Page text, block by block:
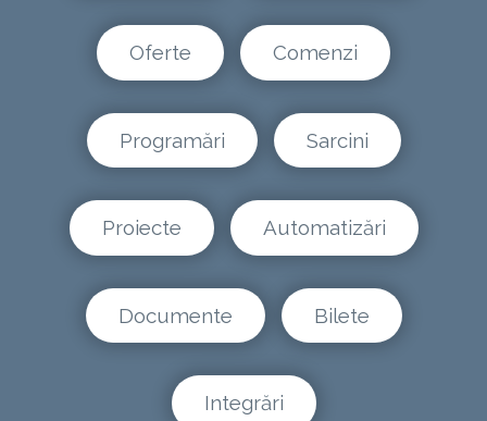
Oferte Comenzi
Programări Sarcini
Proiecte Automatizări
Documente Bilete
Integrări